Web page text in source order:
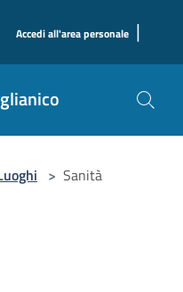
Accedi all'area personale |
> Sanità